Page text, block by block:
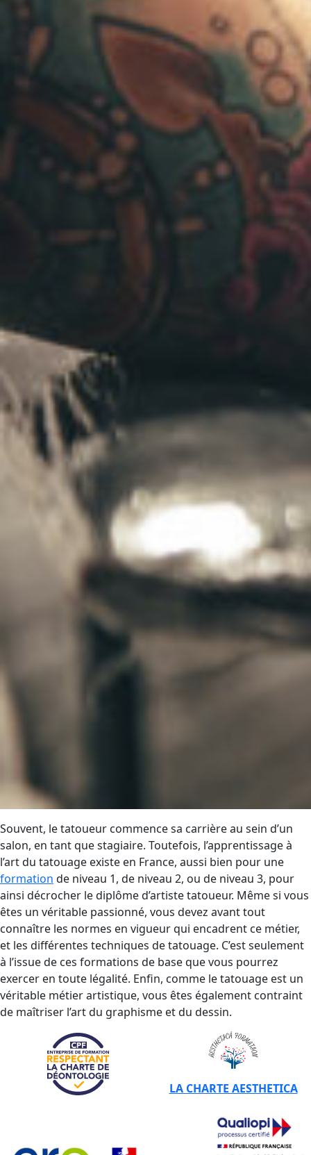
Souvent, le tatoueur commence sa carrière au sein d’un
salon, en tant que stagiaire. Toutefois, l’apprentissage à
l’art du tatouage existe en France, aussi bien pour une
formation de niveau 1, de niveau 2, ou de niveau 3, pour
ainsi décrocher le diplôme d’artiste tatoueur. Même si vous
êtes un véritable passionné, vous devez avant tout
connaître les normes en vigueur qui encadrent ce métier,
et les différentes techniques de tatouage. C’est seulement
à l’issue de ces formations de base que vous pourrez
exercer en toute légalité. Enfin, comme le tatouage est un
véritable métier artistique, vous êtes également contraint
de maîtriser l’art du graphisme et du dessin.
LA CHARTE AESTHETICA